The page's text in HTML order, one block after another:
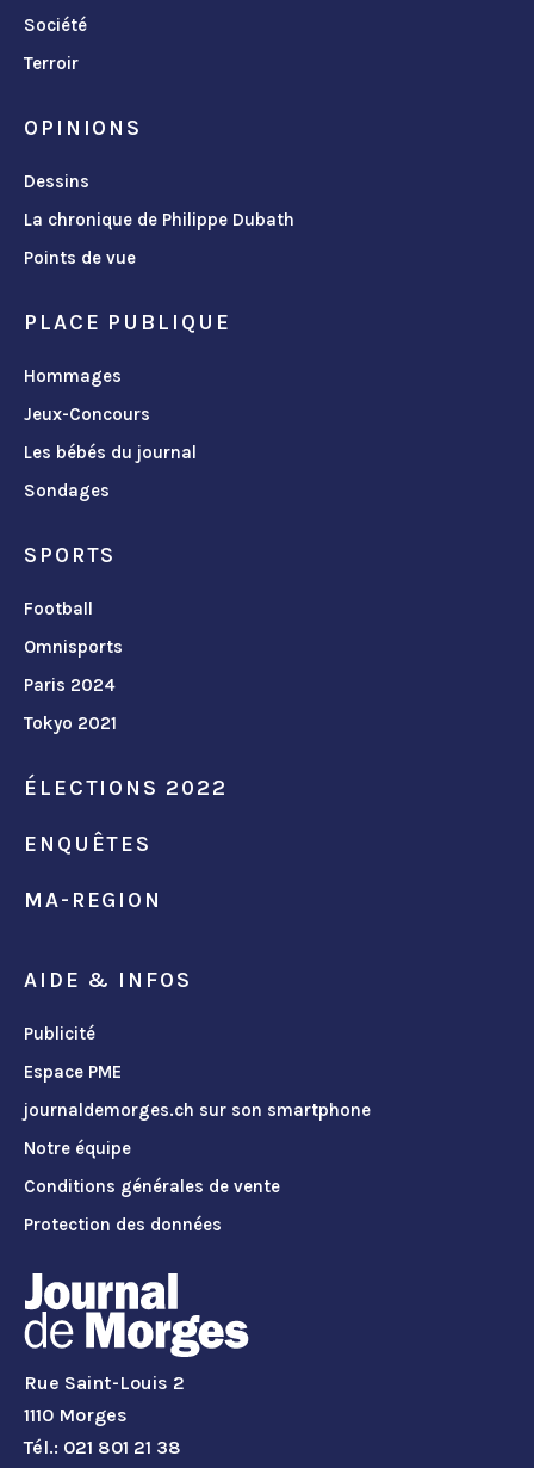
Société
Terroir
OPINIONS
Dessins
La chronique de Philippe Dubath
Points de vue
PLACE PUBLIQUE
Hommages
Jeux-Concours
Les bébés du journal
Sondages
SPORTS
Football
Omnisports
Paris 2024
Tokyo 2021
ÉLECTIONS 2022
ENQUÊTES
MA-REGION
AIDE & INFOS
Publicité
Espace PME
journaldemorges.ch sur son smartphone
Notre équipe
Conditions générales de vente
Protection des données
Rue Saint-Louis 2
1110 Morges
Tél.: 021 801 21 38